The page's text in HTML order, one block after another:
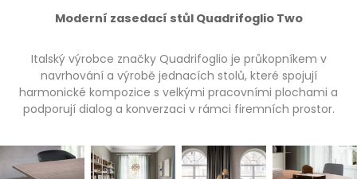
Moderní zasedací stůl Quadrifoglio Two
Italský výrobce značky Quadrifoglio je průkopníkem v
navrhování a výrobě jednacích stolů, které spojují
harmonické kompozice s velkými pracovními plochami a
podporují dialog a konverzaci v rámci firemních prostor.